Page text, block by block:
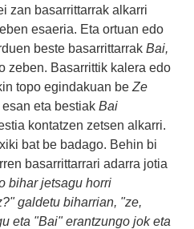
zan basarrittarrak alkarri
esaeria. Eta ortuan edo
beste basarrittarrakBai,
zeben. Basarrittik kalera edo
topo egindakuan beZe
esan eta bestiakBai
kontatzen zetsen alkarri.
bat be badago. Behin bi
basarrittarrari adarra jotia
bihar jetsagu horri
galdetu biharrian, "ze,
eta "Bai" erantzungo jok eta